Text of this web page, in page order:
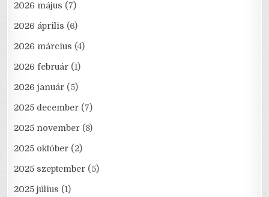
2026 május (7)
2026 április (6)
2026 március (4)
2026 február (1)
2026 január (5)
2025 december (7)
2025 november (8)
2025 október (2)
2025 szeptember (5)
2025 július (1)